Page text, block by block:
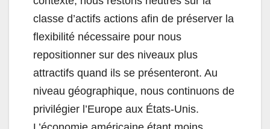
classe d’actifs actions afin de préserver la
flexibilité nécessaire pour nous
repositionner sur des niveaux plus
attractifs quand ils se présenteront. Au
niveau géographique, nous continuons de
privilégier l’Europe aux États-Unis.